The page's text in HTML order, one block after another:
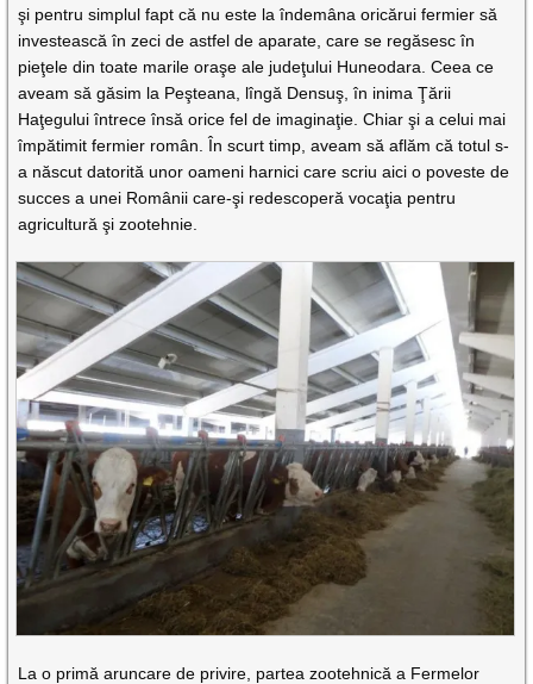
şi pentru simplul fapt că nu este la îndemâna oricărui fermier să
investească în zeci de astfel de aparate, care se regăsesc în
pieţele din toate marile oraşe ale judeţului Huneodara. Ceea ce
aveam să găsim la Peşteana, lîngă Densuş, în inima Ţării
Haţegului întrece însă orice fel de imaginaţie. Chiar şi a celui mai
împătimit fermier român. În scurt timp, aveam să aflăm că totul s-
a născut datorită unor oameni harnici care scriu aici o poveste de
succes a unei Românii care-şi redescoperă vocaţia pentru
agricultură şi zootehnie.
La o primă aruncare de privire, partea zootehnică a Fermelor